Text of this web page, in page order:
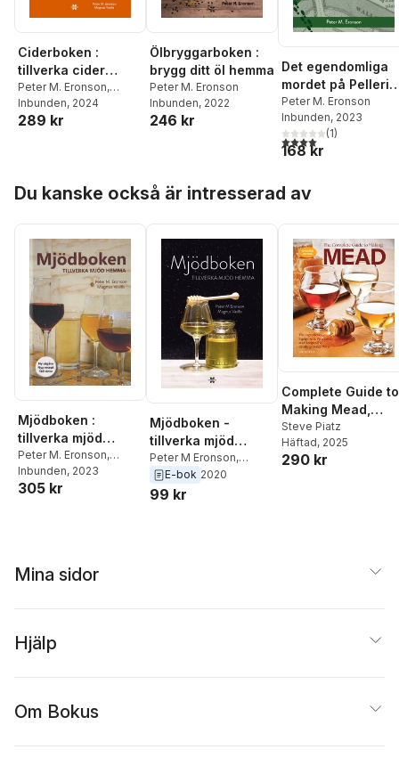
Ciderboken :
tillverka cider
hemma
Peter M. Eronson,
Magnus Vasilis
Inbunden, 2024
289 kr
Ölbryggarboken :
brygg ditt öl hemma
Peter M. Eronson
Inbunden, 2022
246 kr
Det egendomliga
mordet på
margarinfabrik
Peter M. Eronson
Inbunden, 2023
4,0utav 5 stjärnor.
(1)
168 kr
Du kanske också är intresserad av
Mjödboken :
tillverka mjöd
hemma
Peter M. Eronson,
Magnus Vasilis
Inbunden, 2023
305 kr
Mjödboken -
tillverka mjöd
hemma
Peter M Eronson,
Magnus Vasilis
E-bok 2020
99 kr
Complete Guide to
Making Mead,
Updated Edition
Steve Piatz
Häftad, 2025
290 kr
Mina sidor
Hjälp
Om Bokus